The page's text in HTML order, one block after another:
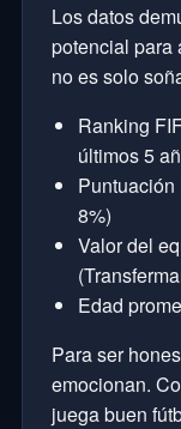
Los datos
potencial para
no es solo
Ranking
últimos 5
Puntuación
8%)
Valor del
Edad
Para ser
emocionan.
juega buen